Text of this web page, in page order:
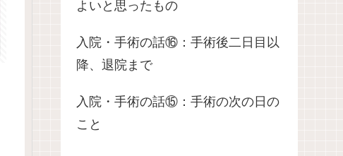
よいと思ったもの
入院・手術の話⑯：手術後二日目以
降、退院まで
入院・手術の話⑮：手術の次の日の
こと